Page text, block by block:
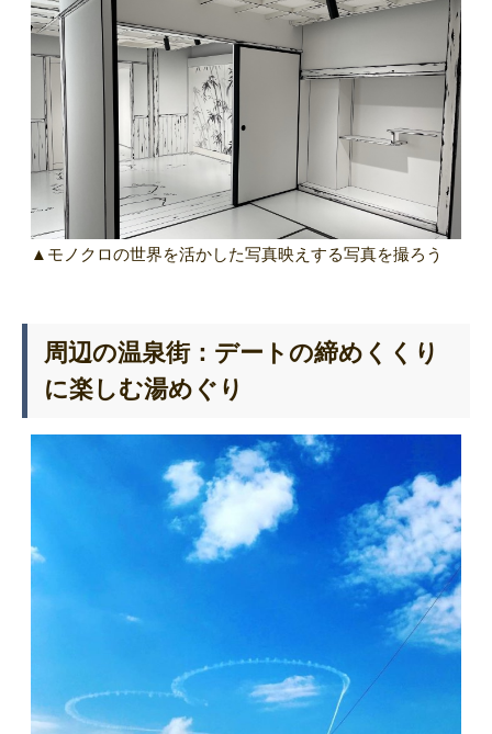
▲モノクロの世界を活かした写真映えする写真を撮ろう
周辺の温泉街：デートの締めくくり
に楽しむ湯めぐり